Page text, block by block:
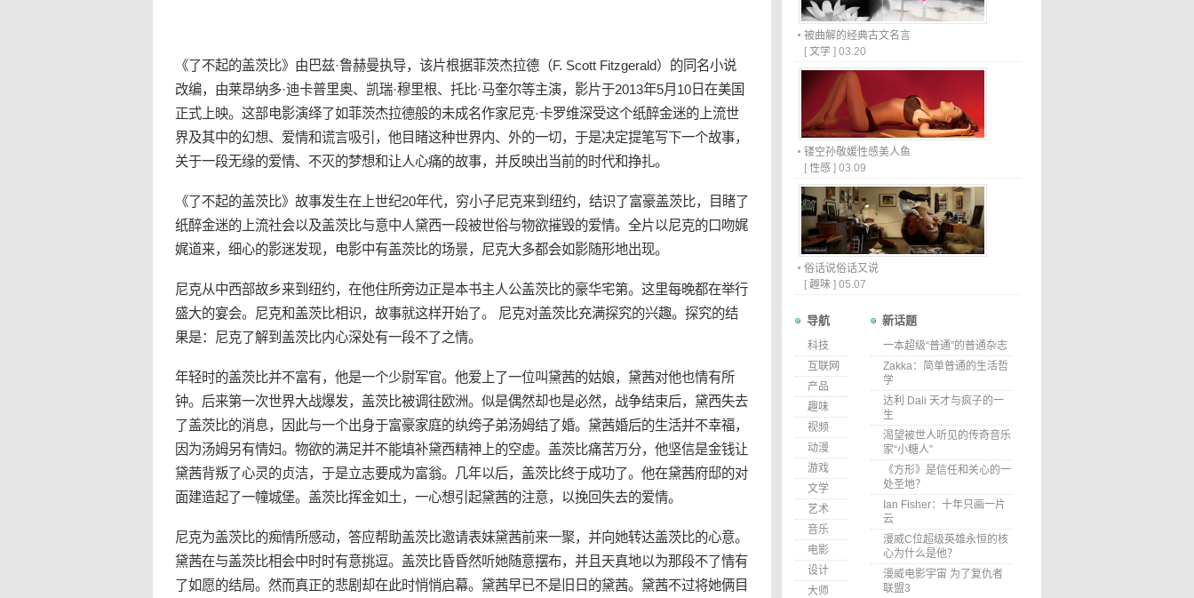
《了不起的盖茨比》由巴兹·鲁赫曼执导，该片根据菲茨杰拉德（F. Scott Fitzgerald）的同名小说
改编，由莱昂纳多·迪卡普里奥、凯瑞·穆里根、托比·马奎尔等主演，影片于2013年5月10日在美国
正式上映。这部电影演绎了如菲茨杰拉德般的未成名作家尼克·卡罗维深受这个纸醉金迷的上流世
界及其中的幻想、爱情和谎言吸引，他目睹这种世界内、外的一切，于是决定提笔写下一个故事，
关于一段无缘的爱情、不灭的梦想和让人心痛的故事，并反映出当前的时代和挣扎。
《了不起的盖茨比》故事发生在上世纪20年代，穷小子尼克来到纽约，结识了富豪盖茨比，目睹了
纸醉金迷的上流社会以及盖茨比与意中人黛西一段被世俗与物欲摧毁的爱情。全片以尼克的口吻娓
娓道来，细心的影迷发现，电影中有盖茨比的场景，尼克大多都会如影随形地出现。
尼克从中西部故乡来到纽约，在他住所旁边正是本书主人公盖茨比的豪华宅第。这里每晚都在举行
盛大的宴会。尼克和盖茨比相识，故事就这样开始了。 尼克对盖茨比充满探究的兴趣。探究的结
果是：尼克了解到盖茨比内心深处有一段不了之情。
年轻时的盖茨比并不富有，他是一个少尉军官。他爱上了一位叫黛茜的姑娘，黛茜对他也情有所
钟。后来第一次世界大战爆发，盖茨比被调往欧洲。似是偶然却也是必然，战争结束后，黛西失去
了盖茨比的消息，因此与一个出身于富豪家庭的纨绔子弟汤姆结了婚。黛茜婚后的生活并不幸福，
因为汤姆另有情妇。物欲的满足并不能填补黛西精神上的空虚。盖茨比痛苦万分，他坚信是金钱让
黛茜背叛了心灵的贞洁，于是立志要成为富翁。几年以后，盖茨比终于成功了。他在黛茜府邸的对
面建造起了一幢城堡。盖茨比挥金如土，一心想引起黛茜的注意，以挽回失去的爱情。
尼克为盖茨比的痴情所感动，答应帮助盖茨比邀请表妹黛茜前来一聚，并向她转达盖茨比的心意。
黛茜在与盖茨比相会中时时有意挑逗。盖茨比昏昏然听她随意摆布，并且天真地以为那段不了情有
了如愿的结局。然而真正的悲剧却在此时悄悄启幕。黛茜早已不是旧日的黛茜。黛茜不过将她俩目
被曲解的经典古文名言
[ 文学 ] 03.20
镂空孙敬媛性感美人鱼
[ 性感 ] 03.09
俗话说俗话又说
[ 趣味 ] 05.07
导航
科技
互联网
产品
趣味
视频
动漫
游戏
文学
艺术
音乐
电影
设计
大师
新话题
一本超级“普通”的普通杂志
Zakka：简单普通的生活哲
学
达利 Dali 天才与疯子的一
生
渴望被世人听见的传奇音乐
家“小糖人”
《方形》是信任和关心的一
处圣地？
Ian Fisher：十年只画一片
云
漫威C位超级英雄永恒的核
心为什么是他？
漫威电影宇宙 为了复仇者
联盟3